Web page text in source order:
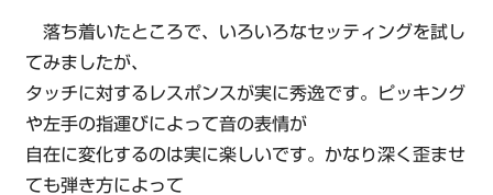
落ち着いたところで、いろいろなセッティングを試し
てみましたが、
タッチに対するレスポンスが実に秀逸です。ピッキング
や左手の指運びによって音の表情が
自在に変化するのは実に楽しいです。かなり深く歪ませ
ても弾き方によって